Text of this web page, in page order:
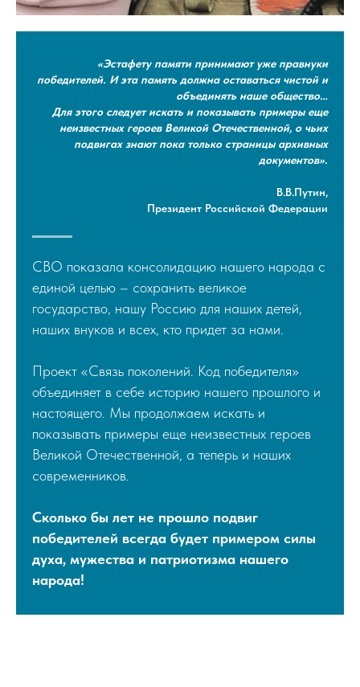
«Эстафету памяти принимают уже правнуки
победителей. И эта память должна оставаться чистой и
объединять наше общество…
Для этого следует искать и показывать примеры еще
неизвестных героев Великой Отечественной, о чьих
подвигах знают пока только страницы архивных
документов».
В.В.Путин,
Президент Российской Федерации
СВО показала консолидацию нашего народа с
единой целью – сохранить великое
государство, нашу Россию для наших детей,
наших внуков и всех, кто придет за нами.
Проект «Связь поколений. Код победителя»
объединяет в себе историю нашего прошлого и
настоящего. Мы продолжаем искать и
показывать примеры еще неизвестных героев
Великой Отечественной, а теперь и наших
современников.
Сколько бы лет не прошло подвиг
победителей всегда будет примером силы
духа, мужества и патриотизма нашего
народа!